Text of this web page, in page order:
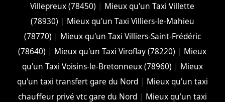
Villepreux (78450) | Mieux qu'un Taxi Villette
(78930) | Mieux qu'un Taxi Villiers-le-Mahieu
(78770) | Mieux qu'un Taxi Villiers-Saint-Frédéric
(78640) | Mieux qu'un Taxi Viroflay (78220) | Mieux
qu'un Taxi Voisins-le-Bretonneux (78960) | Mieux
qu'un taxi transfert gare du Nord| Mieux qu'un taxi
chauffeur privé vtc gare du Nord| Mieux qu'un taxi